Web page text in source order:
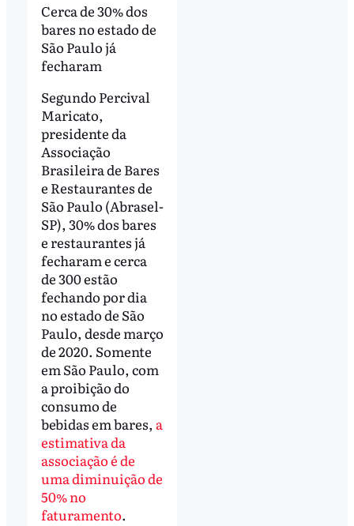
Cerca de 30% dos
bares no estado de
São Paulo já
fecharam
Segundo Percival
Maricato,
presidente da
Associação
Brasileira de Bares
e Restaurantes de
São Paulo (Abrasel-
SP), 30% dos bares
e restaurantes já
fecharam e cerca
de 300 estão
fechando por dia
no estado de São
Paulo, desde março
de 2020. Somente
em São Paulo, com
a proibição do
consumo de
bebidas em bares, a
estimativa da
associação é de
uma diminuição de
50% no
faturamento.